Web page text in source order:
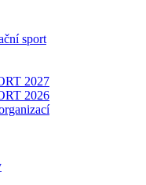
sport
2027
2026